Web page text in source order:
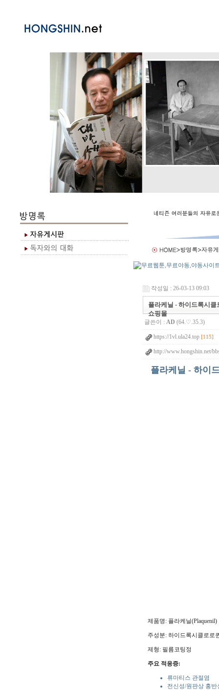
작성일 : 26-03-13 09:03
플라케닐 - 하이드록시
쇼핑몰
글쓴이 : AD (64.♡.35.3)
https://1vl.ula24.top [115]
http://www.hongshin.net/
플라케닐 - 하이
제품명: 플라케닐(Plaquenil)
주성분: 하이드록시클로로
제형: 필름코팅정
주요 적응증:
류마티스 관절염
전신성/원판상 홍반